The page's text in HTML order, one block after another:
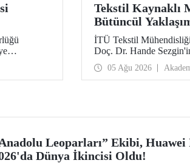
ve iş
Tekstil Kaynaklı
Bütüncül
Analiz ve
Geliştirecek
Desteği
İTÜ Tekstil
Doç. Dr. Hande
üstlendiği
Esaslı Tekstil
Bağlı Mikrolif Salımı:
proje, TÜBİTAK 2515
desteklenmeye hak
05 Ağu 2026
Leoparları” Ekibi,
Dünya İkincisi Oldu!